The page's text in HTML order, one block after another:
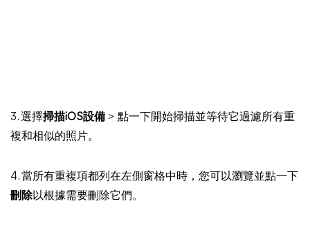
3. 選擇掃描iOS設備 > 點一下開始掃描並等待它過濾所有重
複和相似的照片。
4. 當所有重複項都列在左側窗格中時，您可以瀏覽並點一下
刪除以根據需要刪除它們。